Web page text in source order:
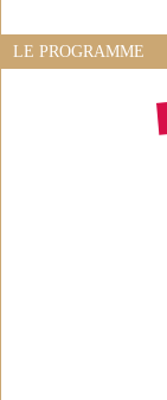
LE PROGRAMME